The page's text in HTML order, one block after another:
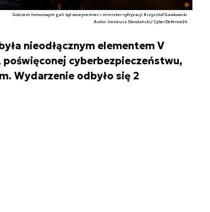
Gościem honorowym gali był wicepremier i minister cyfryzacji Krzysztof Gawkowski
Autor. Ireneusz Dorożański/ CyberDefence24
nieodłącznym elementem V
cyberbezpieczeństwu,
Wydarzenie odbyło się 2